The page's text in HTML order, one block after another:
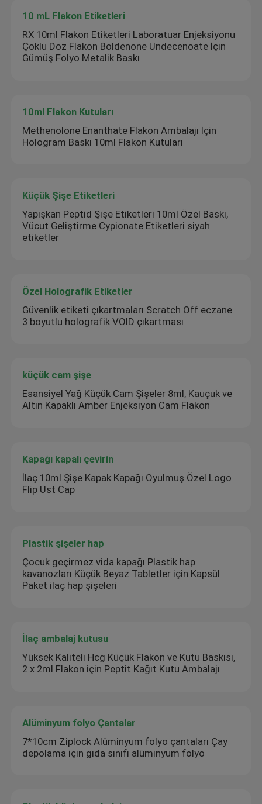
10 mL Flakon Etiketleri
RX 10ml Flakon Etiketleri Laboratuar Enjeksiyonu
Çoklu Doz Flakon Boldenone Undecenoate İçin
Gümüş Folyo Metalik Baskı
10ml Flakon Kutuları
Methenolone Enanthate Flakon Ambalajı İçin
Hologram Baskı 10ml Flakon Kutuları
Küçük Şişe Etiketleri
Yapışkan Peptid Şişe Etiketleri 10ml Özel Baskı,
Vücut Geliştirme Cypionate Etiketleri siyah
etiketler
Özel Holografik Etiketler
Güvenlik etiketi çıkartmaları Scratch Off eczane
3 boyutlu holografik VOID çıkartması
küçük cam şişe
Esansiyel Yağ Küçük Cam Şişeler 8ml, Kauçuk ve
Altın Kapaklı Amber Enjeksiyon Cam Flakon
Kapağı kapalı çevirin
İlaç 10ml Şişe Kapak Kapağı Oyulmuş Özel Logo
Flip Üst Cap
Plastik şişeler hap
Çocuk geçirmez vida kapağı Plastik hap
kavanozları Küçük Beyaz Tabletler için Kapsül
Paket ilaç hap şişeleri
İlaç ambalaj kutusu
Yüksek Kaliteli Hcg Küçük Flakon ve Kutu Baskısı,
2 x 2ml Flakon için Peptit Kağıt Kutu Ambalajı
Alüminyum folyo Çantalar
7*10cm Ziplock Alüminyum folyo çantaları Çay
depolama için gıda sınıfı alüminyum folyo